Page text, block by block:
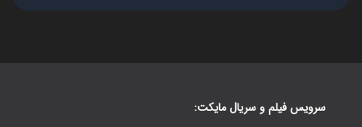
سرویس فیلم و سریال مایکت: